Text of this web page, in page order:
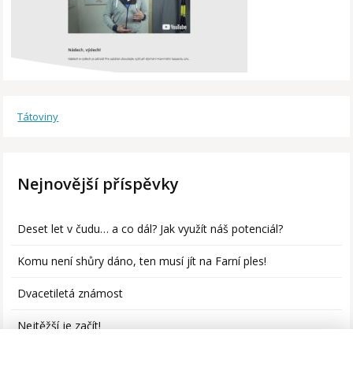
Tátoviny
Nejnovější příspěvky
Deset let v čudu… a co dál? Jak využít náš potenciál?
Komu není shůry dáno, ten musí jít na Farní ples!
Dvacetiletá známost
Nejtěžší je začít!